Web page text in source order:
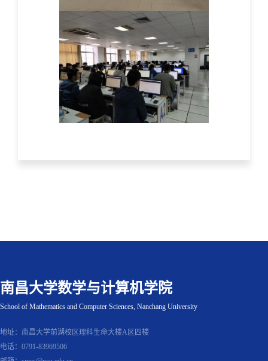
南昌大学数学与计算机学院
School of Mathematics and Computer Sciences, Nanchang University
地址：南昌大学前湖校区理科生命大楼A区四楼
电话：0791-83969506